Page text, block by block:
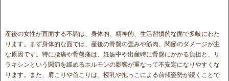
産後の女性が直面する不調は、身体的、精神的、生活習慣的な面で多岐にわた
ります。まず身体的な面では、産後の骨盤の歪みや筋肉、関節のダメージが主
な原因です。特に腰痛や骨盤痛は、妊娠中や出産時に骨盤にかかる負担と、リ
ラキシンという関節を緩めるホルモンの影響が重なって不安定になりやすくな
ります。また、肩こりや首こりは、授乳や抱っこによる前傾姿勢が続くことで